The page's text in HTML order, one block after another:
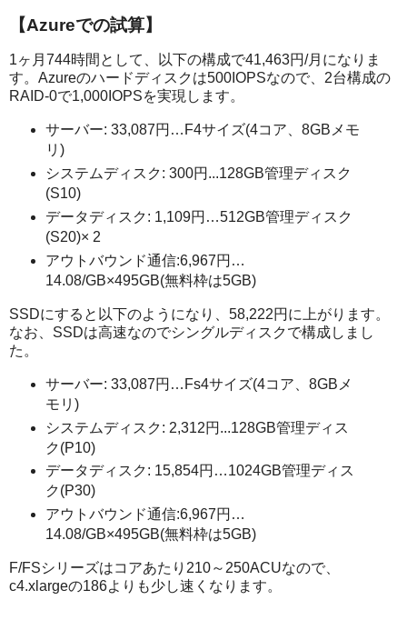
【Azureでの試算】
1ヶ月744時間として、以下の構成で41,463円/月になりま
す。Azureのハードディスクは500IOPSなので、2台構成の
RAID-0で1,000IOPSを実現します。
サーバー: 33,087円…F4サイズ(4コア、8GBメモ
リ)
システムディスク: 300円...128GB管理ディスク
(S10)
データディスク: 1,109円…512GB管理ディスク
(S20)× 2
アウトバウンド通信:6,967円…
14.08/GB×495GB(無料枠は5GB)
SSDにすると以下のようになり、58,222円に上がります。
なお、SSDは高速なのでシングルディスクで構成しまし
た。
サーバー: 33,087円…Fs4サイズ(4コア、8GBメ
モリ)
システムディスク: 2,312円...128GB管理ディス
ク(P10)
データディスク: 15,854円…1024GB管理ディス
ク(P30)
アウトバウンド通信:6,967円…
14.08/GB×495GB(無料枠は5GB)
F/FSシリーズはコアあたり210～250ACUなので、
c4.xlargeの186よりも少し速くなります。